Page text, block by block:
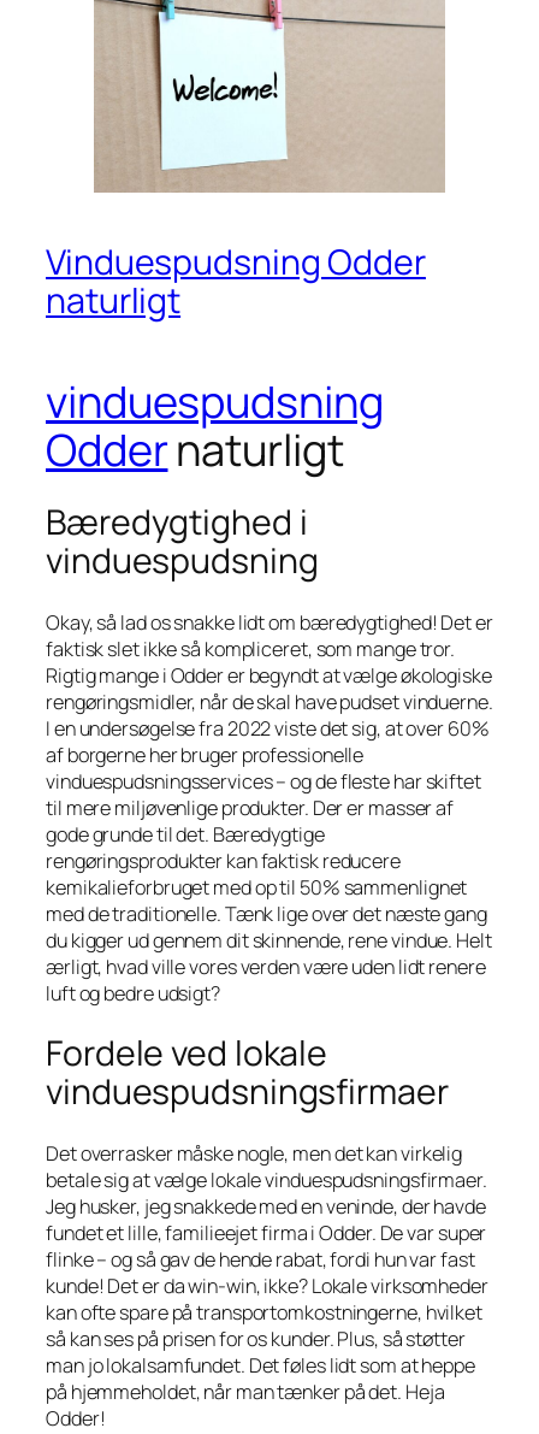
Vinduespudsning Odder
naturligt
vinduespudsning
Oddernaturligt
Bæredygtighed i
vinduespudsning
Okay, så lad os snakke lidt om bæredygtighed! Det er
faktisk slet ikke så kompliceret, som mange tror.
Rigtig mange i Odder er begyndt at vælge økologiske
rengøringsmidler, når de skal have pudset vinduerne.
I en undersøgelse fra 2022 viste det sig, at over 60%
af borgerne her bruger professionelle
vinduespudsningsservices – og de fleste har skiftet
til mere miljøvenlige produkter. Der er masser af
gode grunde til det. Bæredygtige
rengøringsprodukter kan faktisk reducere
kemikalieforbruget med op til 50% sammenlignet
med de traditionelle. Tænk lige over det næste gang
du kigger ud gennem dit skinnende, rene vindue. Helt
ærligt, hvad ville vores verden være uden lidt renere
luft og bedre udsigt?
Fordele ved lokale
vinduespudsningsfirmaer
Det overrasker måske nogle, men det kan virkelig
betale sig at vælge lokale vinduespudsningsfirmaer.
Jeg husker, jeg snakkede med en veninde, der havde
fundet et lille, familieejet firma i Odder. De var super
flinke – og så gav de hende rabat, fordi hun var fast
kunde! Det er da win-win, ikke? Lokale virksomheder
kan ofte spare på transportomkostningerne, hvilket
så kan ses på prisen for os kunder. Plus, så støtter
man jo lokalsamfundet. Det føles lidt som at heppe
på hjemmeholdet, når man tænker på det. Heja
Odder!